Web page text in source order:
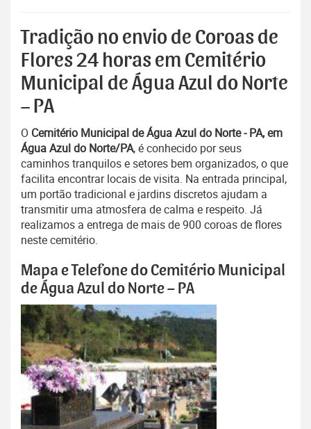
Tradição no envio de Coroas de
Flores 24 horas em Cemitério
Municipal de Água Azul do Norte
– PA
O Cemitério Municipal de Água Azul do Norte - PA, em
Água Azul do Norte/PA, é conhecido por seus
caminhos tranquilos e setores bem organizados, o que
facilita encontrar locais de visita. Na entrada principal,
um portão tradicional e jardins discretos ajudam a
transmitir uma atmosfera de calma e respeito. Já
realizamos a entrega de mais de 900 coroas de flores
neste cemitério.
Mapa e Telefone do Cemitério Municipal
de Água Azul do Norte – PA